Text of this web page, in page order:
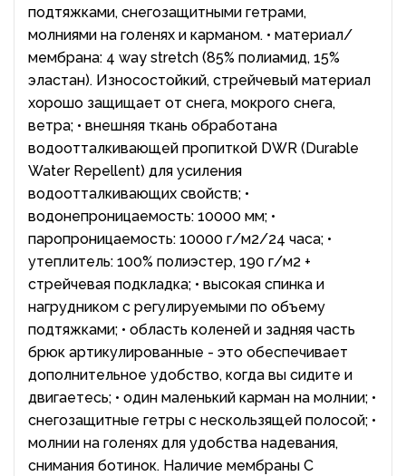
подтяжками, снегозащитными гетрами,
молниями на голенях и карманом. • материал/
мембрана: 4 way stretch (85% полиамид, 15%
эластан). Износостойкий, стрейчевый материал
хорошо защищает от снега, мокрого снега,
ветра; • внешняя ткань обработана
водоотталкивающей пропиткой DWR (Durable
Water Repellent) для усиления
водоотталкивающих свойств; •
водонепроницаемость: 10000 мм; •
паропроницаемость: 10000 г/м2/24 часа; •
утеплитель: 100% полиэстер, 190 г/м2 +
стрейчевая подкладка; • высокая спинка и
нагрудником с регулируемыми по объему
подтяжками; • область коленей и задняя часть
брюк артикулированные - это обеспечивает
дополнительное удобство, когда вы сидите и
двигаетесь; • один маленький карман на молнии; •
снегозащитные гетры с нескользящей полосой; •
молнии на голенях для удобства надевания,
снимания ботинок. Наличие мембраны С